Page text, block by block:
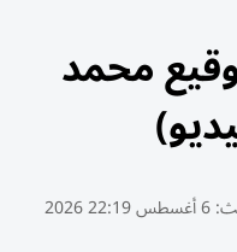
محمد
6 أغسطس 22:19 2026